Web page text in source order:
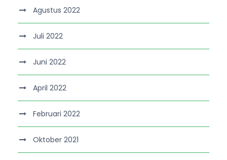
Agustus 2022
Juli 2022
Juni 2022
April 2022
Februari 2022
Oktober 2021